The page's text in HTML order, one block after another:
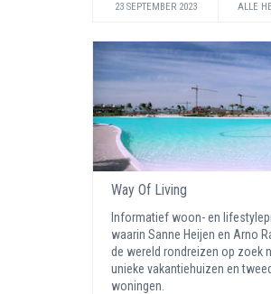
23 SEPTEMBER 2023 ALLE
Way Of Living
Informatief woon- en
waarin Sanne Heijen en Arno
de wereld rondreizen op zoek
unieke vakantiehuizen en
woningen.